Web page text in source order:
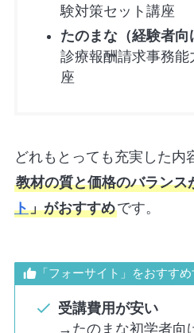
験対策セット講座
たのまな（経験者向
診療報酬請求事務
座
どれもとっても充実した内
教材の質と価格のバランス
ト」がおすすめです。
「フォーサイト」をおすす
受講費用が安い
→たのまな初学者向